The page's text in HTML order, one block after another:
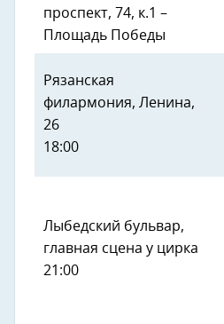
проспект, 74, к.1 –
Площадь Победы
Рязанская
филармония, Ленина,
26
18:00
Лыбедский бульвар,
главная сцена у цирка
21:00